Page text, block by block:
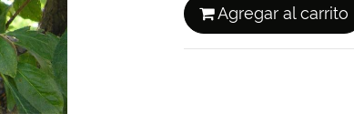
Agregar al carrito